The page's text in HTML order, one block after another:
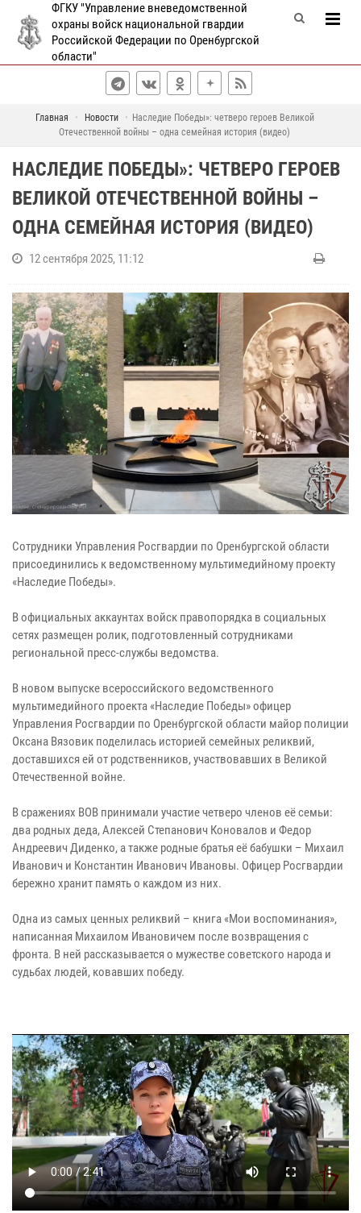
ФГКУ "Управление вневедомственной
охраны войск национальной гвардии
Российской Федерации по Оренбургской
области"
Главная Новости
Наследие Победы»: четверо героев Великой
Отечественной войны – одна семейная история (видео)
НАСЛЕДИЕ ПОБЕДЫ»: ЧЕТВЕРО ГЕРОЕВ
ВЕЛИКОЙ ОТЕЧЕСТВЕННОЙ ВОЙНЫ –
ОДНА СЕМЕЙНАЯ ИСТОРИЯ (ВИДЕО)
12 сентября 2025, 11:12
Сотрудники Управления Росгвардии по Оренбургской области
присоединились к ведомственному мультимедийному проекту
«Наследие Победы».
В официальных аккаунтах войск правопорядка в социальных
сетях размещен ролик, подготовленный сотрудниками
региональной пресс-службы ведомства.
В новом выпуске всероссийского ведомственного
мультимедийного проекта «Наследие Победы» офицер
Управления Росгвардии по Оренбургской области майор полиции
Оксана Вязовик поделилась историей семейных реликвий,
доставшихся ей от родственников, участвовавших в Великой
Отечественной войне.
В сражениях ВОВ принимали участие четверо членов её семьи:
два родных деда, Алексей Степанович Коновалов и Федор
Андреевич Диденко, а также родные братья её бабушки – Михаил
Иванович и Константин Иванович Ивановы. Офицер Росгвардии
бережно хранит память о каждом из них.
Одна из самых ценных реликвий – книга «Мои воспоминания»,
написанная Михаилом Ивановичем после возвращения с
фронта. В ней рассказывается о мужестве советского народа и
судьбах людей, ковавших победу.